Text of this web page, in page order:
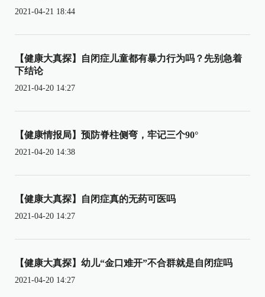
2021-04-21 18:44
【健康大真探】自闭症儿童都有暴力行为吗？先别急着
下结论
2021-04-20 14:27
【健康情报局】预防脊柱侧弯，牢记三个90°
2021-04-20 14:38
【健康大真探】自闭症真的无药可医吗
2021-04-20 14:27
【健康大真探】幼儿“金口难开”不合群就是自闭症吗
2021-04-20 14:27